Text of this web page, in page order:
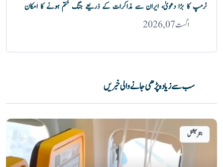
ٹرمپ کا بڑا دعویٰ، ایران سے مذاکرات کے ذریعے جنگ ختم ہونے کا امکان
اگست 07, 2026
سب سے زیادہ پڑھی جانے والی خبریں
انٹرنیشنل